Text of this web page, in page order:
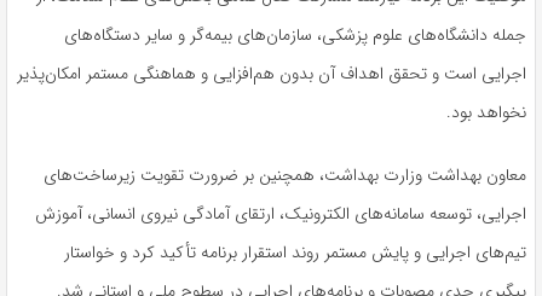
جمله دانشگاه‌های علوم پزشکی، سازمان‌های بیمه‌گر و سایر دستگاه‌های
اجرایی است و تحقق اهداف آن بدون هم‌افزایی و هماهنگی مستمر امکان‌پذیر
نخواهد بود.
معاون بهداشت وزارت بهداشت، همچنین بر ضرورت تقویت زیرساخت‌های
اجرایی، توسعه سامانه‌های الکترونیک، ارتقای آمادگی نیروی انسانی، آموزش
تیم‌های اجرایی و پایش مستمر روند استقرار برنامه تأکید کرد و خواستار